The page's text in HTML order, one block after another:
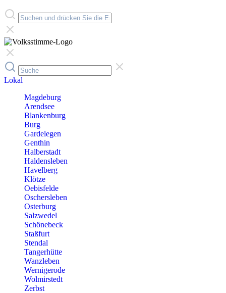
Lokal
Magdeburg
Arendsee
Blankenburg
Burg
Gardelegen
Genthin
Halberstadt
Haldensleben
Havelberg
Klötze
Oebisfelde
Oschersleben
Osterburg
Salzwedel
Schönebeck
Staßfurt
Stendal
Tangerhütte
Wanzleben
Wernigerode
Wolmirstedt
Zerbst